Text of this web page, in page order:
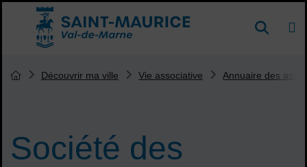
Menu de raccourcis
Accueil ville de Saint-Maurice DE
Société des
Vous êtes ici :
Page d'accueil du site
Découvrir ma ville Vie associative Annuaire des